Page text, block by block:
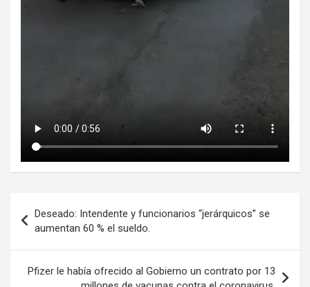
de
entradas
Deseado: Intendente y funcionarios “jerárquicos” se
aumentan 60 % el sueldo.
Pfizer le había ofrecido al Gobierno un contrato por 13